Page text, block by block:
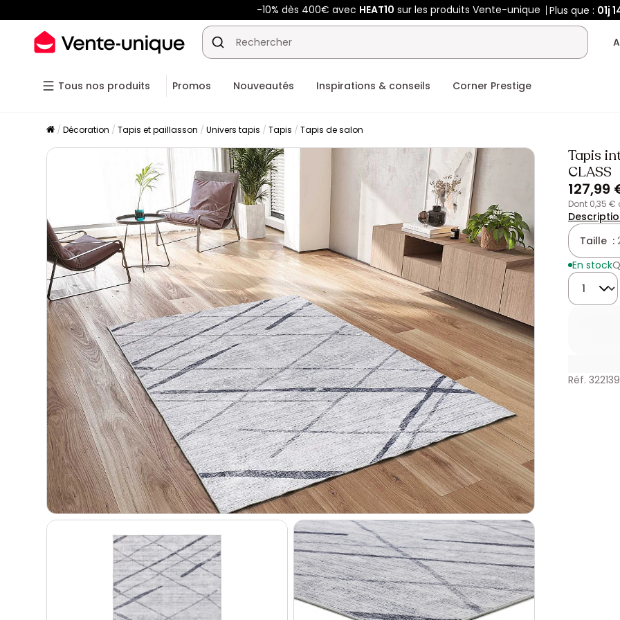
-10% dès 400€ avec HEAT10 sur les produits Vente-unique Plus que : 01j
Tous nos produits Promos Nouveautés Inspirations & conseils Corner Prestige
Décoration Tapis et paillasson Univers tapis Tapis Tapis de salon
Tapis
CLASS
127,99
dont 0,35
Taille :
En stock
Quantité
Réf.